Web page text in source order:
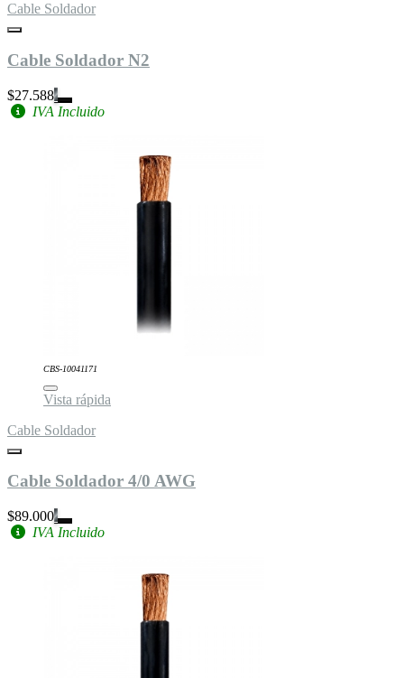
Cable Soldador
Cable Soldador N2
$27.588
IVA Incluido
CBS-10041171
Vista rápida
Cable Soldador
Cable Soldador 4/0 AWG
$89.000
IVA Incluido